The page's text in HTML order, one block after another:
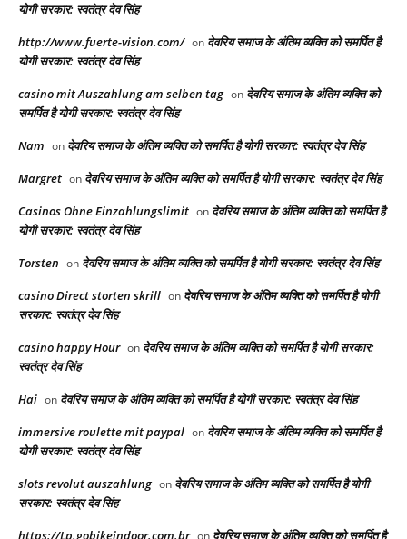
योगी सरकार: स्वतंत्र देव सिंह
http://www.fuerte-vision.com/ on देवरिय समाज के अंतिम व्यक्ति को समर्पित है
योगी सरकार: स्वतंत्र देव सिंह
casino mit Auszahlung am selben tag on देवरिय समाज के अंतिम व्यक्ति को
समर्पित है योगी सरकार: स्वतंत्र देव सिंह
Nam on देवरिय समाज के अंतिम व्यक्ति को समर्पित है योगी सरकार: स्वतंत्र देव सिंह
Margret on देवरिय समाज के अंतिम व्यक्ति को समर्पित है योगी सरकार: स्वतंत्र देव सिंह
Casinos Ohne Einzahlungslimit on देवरिय समाज के अंतिम व्यक्ति को समर्पित है
योगी सरकार: स्वतंत्र देव सिंह
Torsten on देवरिय समाज के अंतिम व्यक्ति को समर्पित है योगी सरकार: स्वतंत्र देव सिंह
casino Direct storten skrill on देवरिय समाज के अंतिम व्यक्ति को समर्पित है योगी
सरकार: स्वतंत्र देव सिंह
casino happy Hour on देवरिय समाज के अंतिम व्यक्ति को समर्पित है योगी सरकार:
स्वतंत्र देव सिंह
Hai on देवरिय समाज के अंतिम व्यक्ति को समर्पित है योगी सरकार: स्वतंत्र देव सिंह
immersive roulette mit paypal on देवरिय समाज के अंतिम व्यक्ति को समर्पित है
योगी सरकार: स्वतंत्र देव सिंह
slots revolut auszahlung on देवरिय समाज के अंतिम व्यक्ति को समर्पित है योगी
सरकार: स्वतंत्र देव सिंह
https://Lp.gobikeindoor.com.br
देवरिय समाज के अंतिम व्यक्ति को समर्पित है